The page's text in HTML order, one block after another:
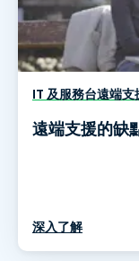
IT 及服務台遠端支
遠端支援的缺
深入了解